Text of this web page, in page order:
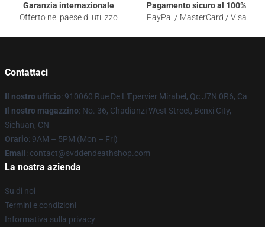
Garanzia internazionale
Offerto nel paese di utilizzo
Pagamento sicuro al 100%
PayPal / MasterCard / Visa
Contattaci
Il nostro ufficio: 910060 Rue De L'Epervier Mirabel, Qc J7N 0R6, Ca
Il nostro magazzino: No. 36, Chadianzi West Street, Benxi City,
Sichuan, CN
Orario: 9AM – 5PM (Mon – Fri)
Email : contact@svddendeathshop.com
La nostra azienda
Su di noi
Termini e condizioni
Informativa sulla privacy